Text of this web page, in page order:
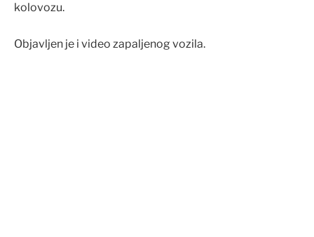
kolovozu.
Objavljen je i video zapaljenog vozila.